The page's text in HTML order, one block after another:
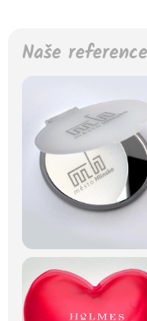
Naše